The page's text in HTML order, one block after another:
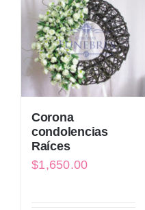
Corona
condolencias
Raíces
$1,650.00